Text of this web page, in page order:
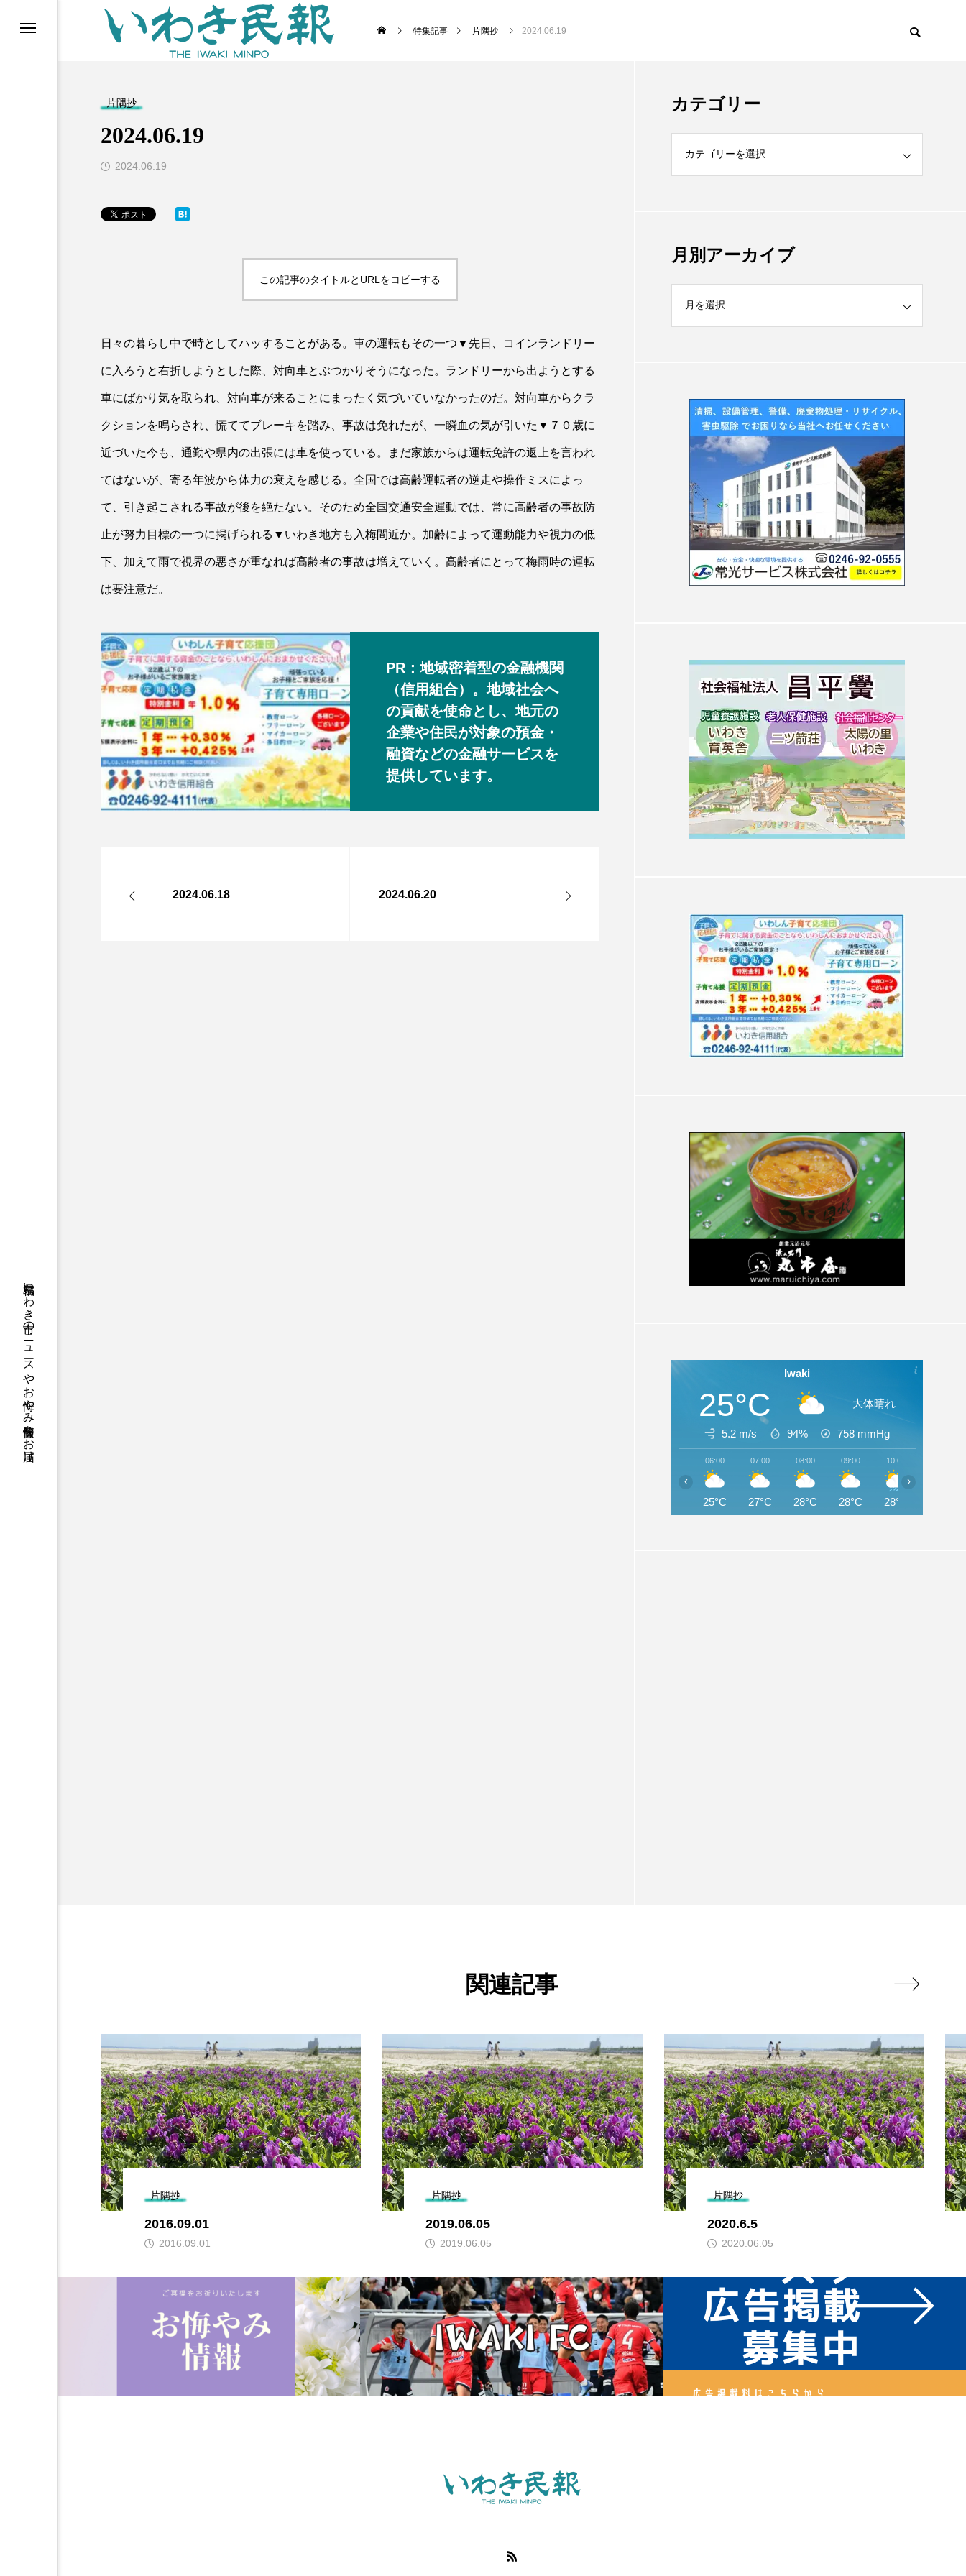
福島県いわき市のニュースやお悔やみ情報等をお届け
特集記事 片隅抄 2024.06.19
片隅抄
2024.06.19
2024.06.19
この記事のタイトルとURLをコピーする
日々の暮らし中で時としてハッすることがある。車の運転もその一つ▼先日、コインランドリー
に入ろうと右折しようとした際、対向車とぶつかりそうになった。ランドリーから出ようとする
車にばかり気を取られ、対向車が来ることにまったく気づいていなかったのだ。対向車からクラ
クションを鳴らされ、慌ててブレーキを踏み、事故は免れたが、一瞬血の気が引いた▼７０歳に
近づいた今も、通勤や県内の出張には車を使っている。まだ家族からは運転免許の返上を言われ
てはないが、寄る年波から体力の衰えを感じる。全国では高齢運転者の逆走や操作ミスによっ
て、引き起こされる事故が後を絶たない。そのため全国交通安全運動では、常に高齢者の事故防
止が努力目標の一つに掲げられる▼いわき地方も入梅間近か。加齢によって運動能力や視力の低
下、加えて雨で視界の悪さが重なれば高齢者の事故は増えていく。高齢者にとって梅雨時の運転
は要注意だ。
PR：地域密着型の金融機関
（信用組合）。地域社会へ
の貢献を使命とし、地元の
企業や住民が対象の預金・
融資などの金融サービスを
提供しています。
2024.06.18 2024.06.20
カテゴリー
月別アーカイブ
Iwaki
25°C 大体晴れ
5.2 m/s 94% 758 mmHg
06:00
25°C
07:00
27°C
08:00
28°C
09:00
28°C
10:00
28°C
‹ ›
関連記事
片隅抄
2016.09.01
2016.09.01
片隅抄
2019.06.05
2019.06.05
片隅抄
2020.6.5
2020.06.05
